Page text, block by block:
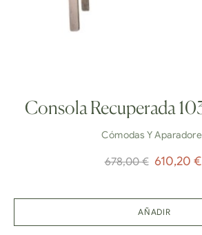
Consola Recuperada
Cómodas Y
Precio
678,00 € Precio
610,20 €
AÑADIR